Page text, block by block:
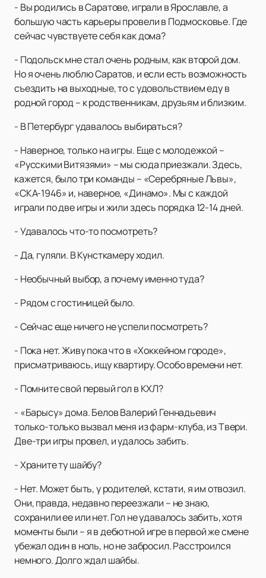
- Вы родились в Саратове, играли в Ярославле, а
большую часть карьеры провели в Подмосковье. Где
сейчас чувствуете себя как дома?
- Подольск мне стал очень родным, как второй дом.
Но я очень люблю Саратов, и если есть возможность
съездить на выходные, то с удовольствием еду в
родной город – к родственникам, друзьям и близким.
- В Петербург удавалось выбираться?
- Наверное, только на игры. Еще с молодежкой –
«Русскими Витязями» – мы сюда приезжали. Здесь,
кажется, было три команды – «Серебряные Львы»,
«СКА-1946» и, наверное, «Динамо». Мы с каждой
играли по две игры и жили здесь порядка 12-14 дней.
- Удавалось что-то посмотреть?
- Да, гуляли. В Кунсткамеру ходил.
- Необычный выбор, а почему именно туда?
- Рядом с гостиницей было.
- Сейчас еще ничего не успели посмотреть?
- Пока нет. Живу пока что в «Хоккейном городе»,
присматриваюсь, ищу квартиру. Особо времени нет.
- Помните свой первый гол в КХЛ?
- «Барысу» дома. Белов Валерий Геннадьевич
только-только вызвал меня из фарм-клуба, из Твери.
Две-три игры провел, и удалось забить.
- Храните ту шайбу?
- Нет. Может быть, у родителей, кстати, я им отвозил.
Они, правда, недавно переезжали – не знаю,
сохранили ее или нет. Гол не удавалось забить, хотя
моменты были – я в дебютной игре в первой же смене
убежал один в ноль, но не забросил. Расстроился
немного. Долго ждал шайбы.